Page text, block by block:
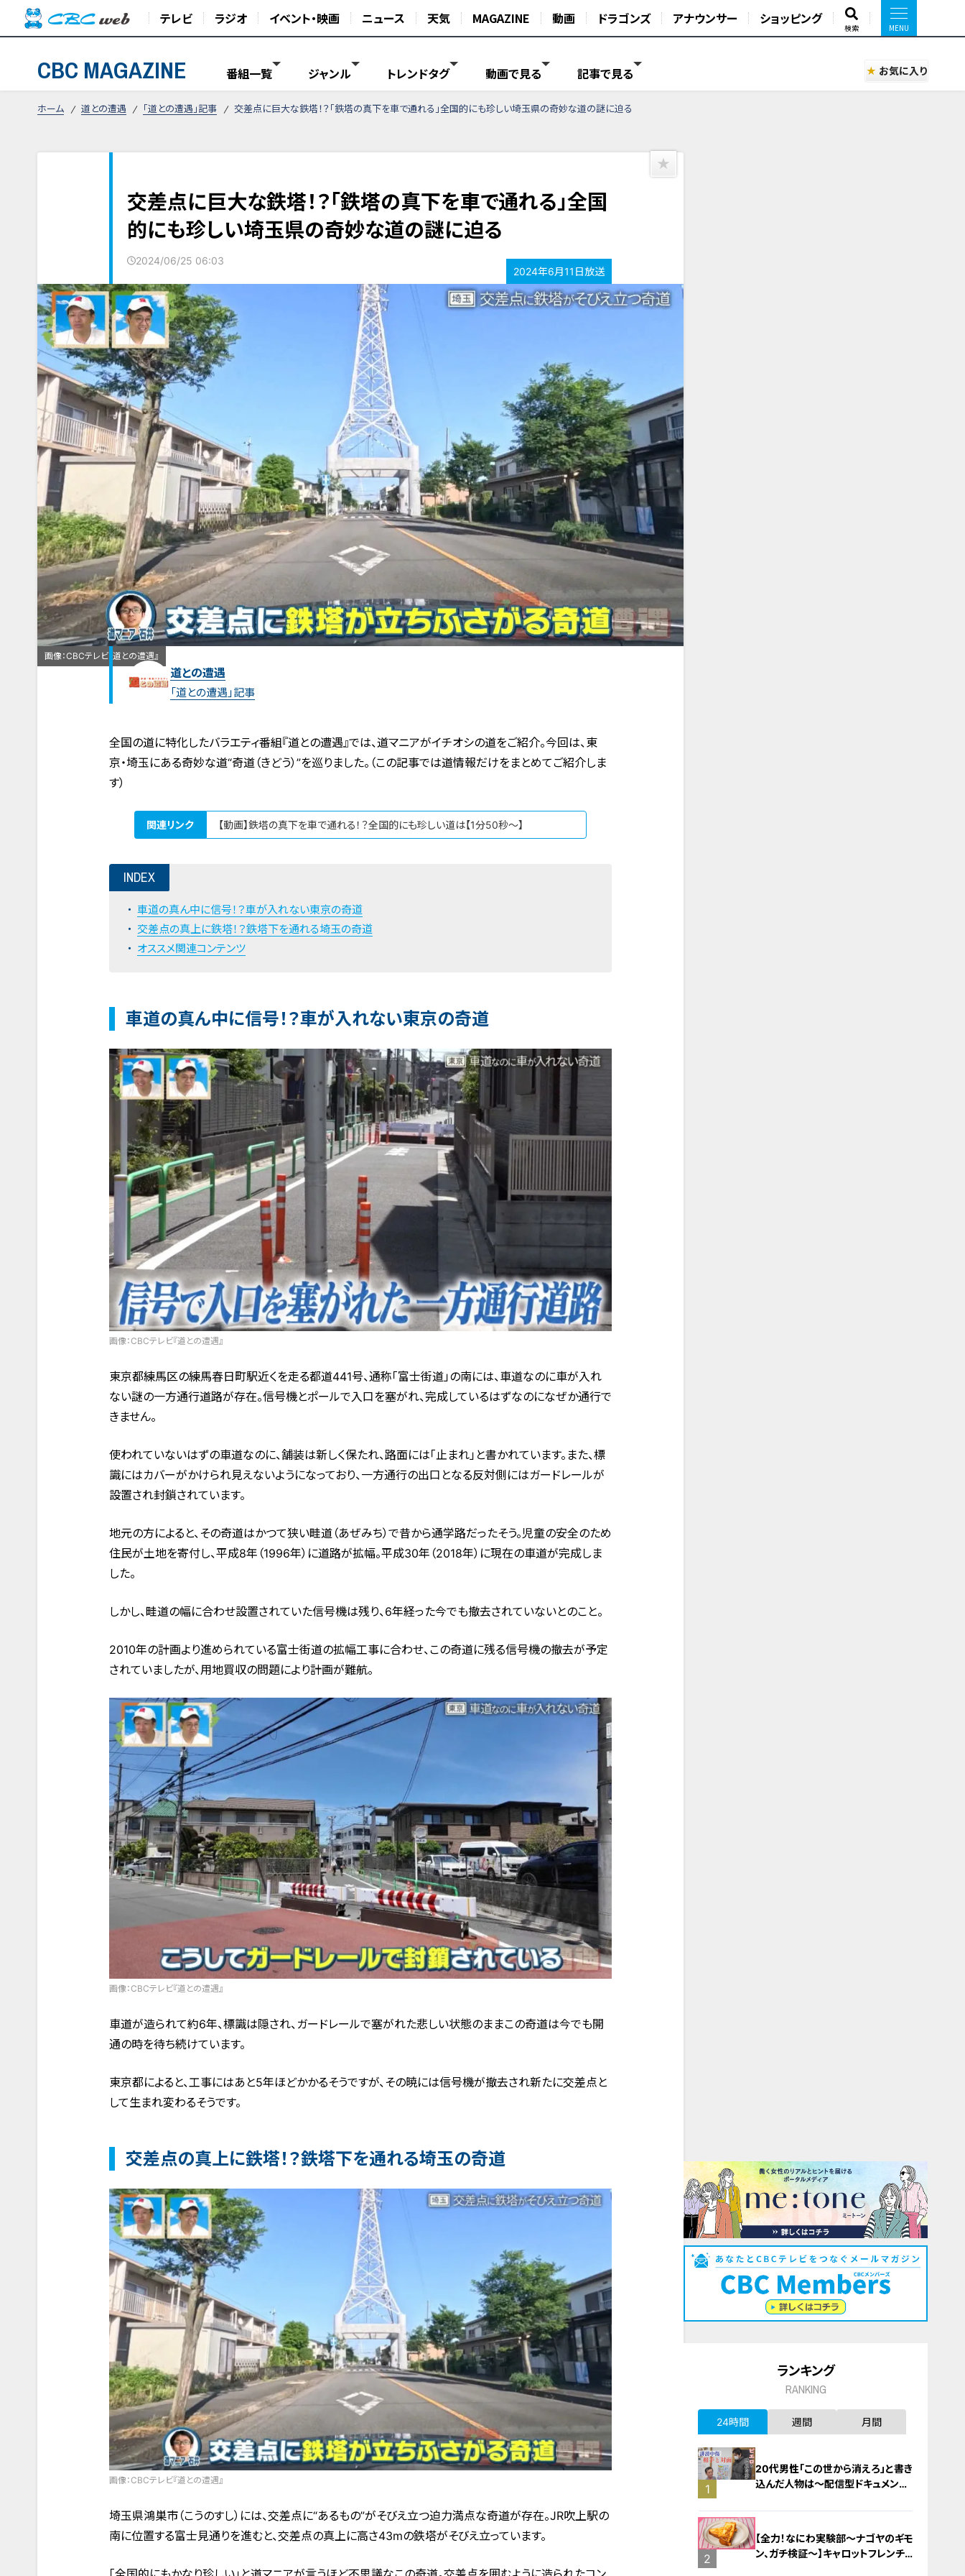
テレビ ラジオ イベント・映画 ニュース 天気 MAGAZINE 動画 ドラゴンズ アナウンサー ショッピング
検索
CBC MAGAZINE 番組一覧 ジャンル トレンドタグ 動画で見る 記事で見る お気に入り
ホーム 道との遭遇 「道との遭遇」記事 交差点に巨大な鉄塔！？「鉄塔の真下を車で通れる」全国的にも珍しい埼玉県の奇妙な道の謎に迫る
交差点に巨大な鉄塔！？「鉄塔の真下を車で通れる」全国
的にも珍しい埼玉県の奇妙な道の謎に迫る
2024/06/25 06:03
2024年6月11日放送
画像：CBCテレビ『道との遭遇』
道との遭遇
「道との遭遇」記事
全国の道に特化したバラエティ番組『道との遭遇』では、道マニアがイチオシの道をご紹介。今回は、東
京・埼玉にある奇妙な道“奇道（きどう）”を巡りました。（この記事では道情報だけをまとめてご紹介しま
す）
関連リンク 【動画】鉄塔の真下を車で通れる！？全国的にも珍しい道は【1分50秒～】
INDEX
車道の真ん中に信号！？車が入れない東京の奇道
交差点の真上に鉄塔！？鉄塔下を通れる埼玉の奇道
オススメ関連コンテンツ
車道の真ん中に信号！？車が入れない東京の奇道
画像：CBCテレビ『道との遭遇』
東京都練馬区の練馬春日町駅近くを走る都道441号、通称「富士街道」の南には、車道なのに車が入れ
ない謎の一方通行道路が存在。信号機とポールで入口を塞がれ、完成しているはずなのになぜか通行で
きません。
使われていないはずの車道なのに、舗装は新しく保たれ、路面には「止まれ」と書かれています。また、標
識にはカバーがかけられ見えないようになっており、一方通行の出口となる反対側にはガードレールが
設置され封鎖されています。
地元の方によると、その奇道はかつて狭い畦道（あぜみち）で昔から通学路だったそう。児童の安全のため
住民が土地を寄付し、平成8年（1996年）に道路が拡幅。平成30年（2018年）に現在の車道が完成しま
した。
しかし、畦道の幅に合わせ設置されていた信号機は残り、6年経った今でも撤去されていないとのこと。
2010年の計画より進められている富士街道の拡幅工事に合わせ、この奇道に残る信号機の撤去が予定
されていましたが、用地買収の問題により計画が難航。
画像：CBCテレビ『道との遭遇』
車道が造られて約6年、標識は隠され、ガードレールで塞がれた悲しい状態のままこの奇道は今でも開
通の時を待ち続けています。
東京都によると、工事にはあと5年ほどかかるそうですが、その暁には信号機が撤去され新たに交差点と
して生まれ変わるそうです。
交差点の真上に鉄塔！？鉄塔下を通れる埼玉の奇道
画像：CBCテレビ『道との遭遇』
埼玉県鴻巣市（こうのすし）には、交差点に“あるもの”がそびえ立つ迫力満点な奇道が存在。JR吹上駅の
南に位置する富士見通りを進むと、交差点の真上に高さ43mの鉄塔がそびえ立っています。
ランキング
RANKING
24時間 週間 月間
1
20代男性「この世から消えろ」と書き
込んだ人物は～配信型ドキュメンタ
０話
2
【全力！なにわ実験部～ナゴヤのギモ
ン、ガチ検証～】キャロットフレンチ